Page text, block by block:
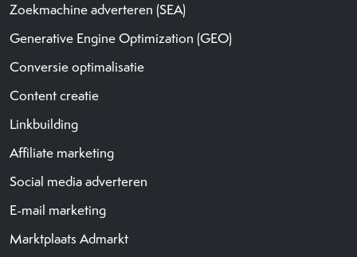
Zoekmachine adverteren (SEA)
Generative Engine Optimization (GEO)
Conversie optimalisatie
Content creatie
Linkbuilding
Affiliate marketing
Social media adverteren
E-mail marketing
Marktplaats Admarkt